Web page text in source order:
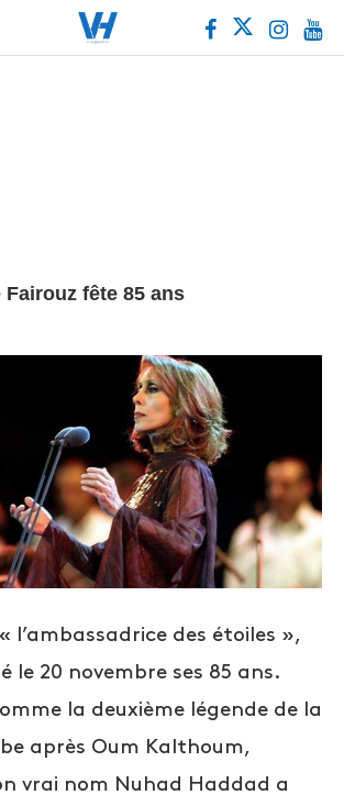
fête 85 ans
l’ambassadrice des étoiles »,
le 20 novembre ses 85 ans.
la deuxième légende de la
après Oum Kalthoum,
vrai nom Nuhad Haddad a